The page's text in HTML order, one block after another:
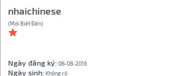
nhaichinese
(Mới Biết Đến)
Ngày đăng ký:08-08-2016
Ngày sinh: Không rõ